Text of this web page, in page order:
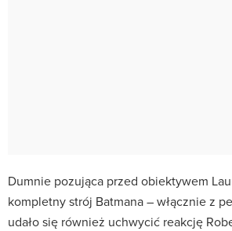
Dumnie pozująca przed obiektywem
kompletny strój Batmana – włącznie z
udało się również uchwycić reakcję